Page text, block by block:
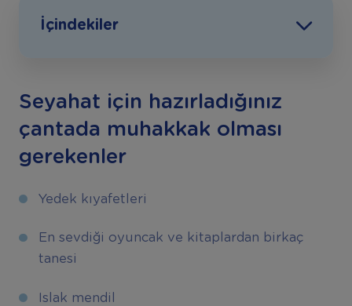
İçindekiler
Seyahat için hazırladığınız
çantada muhakkak olması
gerekenler
Yedek kıyafetleri
En sevdiği oyuncak ve kitaplardan birkaç
tanesi
Islak mendil